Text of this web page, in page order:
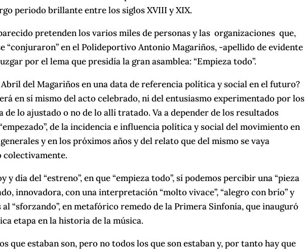
periodo brillante entre los siglos XVIII y XIX.
pretenden los varios miles de personas y las organizaciones que,
“conjuraron” en el Polideportivo Antonio Magariños, -apellido de evidente
por el lema que presidía la gran asamblea: “Empieza todo”.
del Magariños en una data de referencia política y social en el futuro?
en sí mismo del acto celebrado, ni del entusiasmo experimentado por los
lo ajustado o no de lo allí tratado. Va a depender de los resultados
de la incidencia e influencia política y social del movimiento en
y en los próximos años y del relato que del mismo se vaya
colectivamente.
y día del “estreno”, en que “empieza todo”, sí podemos percibir una “pieza
innovadora, con una interpretación “molto vivace”, “alegro con brío” y
“sforzando”, en metafórico remedo de la Primera Sinfonía, que inauguró
etapa en la historia de la música.
que estaban son, pero no todos los que son estaban y, por tanto hay que